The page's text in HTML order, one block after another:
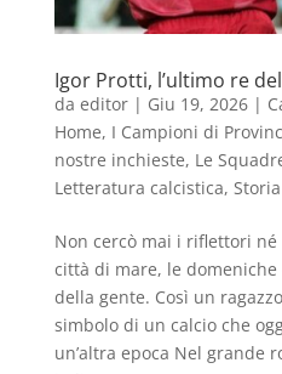
Igor Protti, l’ultimo re
da editor| Giu 19, 2026|
Home, I Campioni di
nostre inchieste, Le
Letteratura calcistica,
Non cercò mai i riflettori
città di mare, le
della gente. Così un
simbolo di un calcio che
un’altra epoca Nel grande